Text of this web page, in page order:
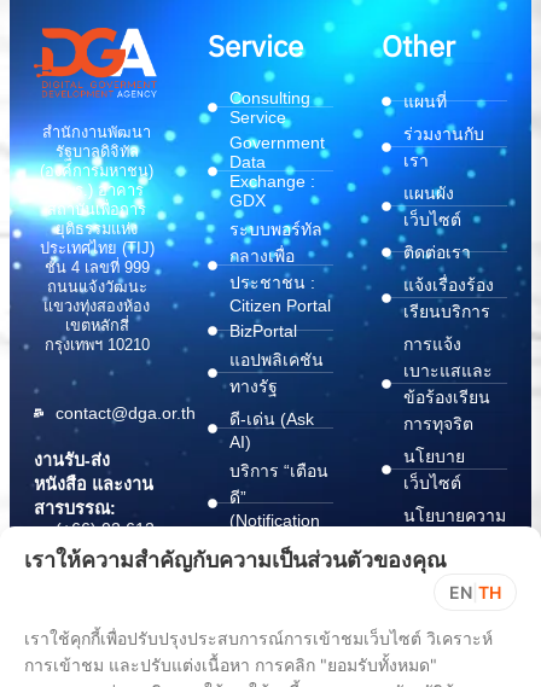
สำนักงานพัฒนา
รัฐบาลดิจิทัล
(องค์การมหาชน)
(สพร.) อาคาร
สถาบันเพื่อการ
ยุติธรรมแห่ง
ประเทศไทย (TIJ)
ชั้น 4 เลขที่ 999
ถนนแจ้งวัฒนะ
แขวงทุ่งสองห้อง
เขตหลักสี่
กรุงเทพฯ 10210
contact@dga.or.th
งานรับ-ส่ง
หนังสือ และงาน
สารบรรณ:
(+66) 02 612
6000
saraban@dga.or.th
Center:
(+66) 02 612
Service
Consulting
Service
Government
Data
Exchange :
GDX
ระบบพอร์ทัล
กลางเพื่อ
ประชาชน :
Citizen Portal
BizPortal
แอปพลิเคชัน
ทางรัฐ
ดี-เด่น (Ask
AI)
บริการ “เตือน
ดี”
(Notification
บริการ
(Document
Wallet)
Other
แผนที่
ร่วมงานกับ
เรา
แผนผัง
เว็บไซต์
ติดต่อเรา
แจ้งเรื่องร้อง
เรียนบริการ
การแจ้ง
เบาะแสและ
ข้อร้องเรียน
การทุจริต
นโยบาย
เว็บไซต์
นโยบายความ
ปลอดภัย
สารสนเทศ
ChangeLog
เราให้ความสำคัญกับความเป็นส่วนตัวของคุณ
EN TH
เราใช้คุกกี้เพื่อปรับปรุงประสบการณ์การเข้าชมเว็บไซต์ วิเคราะห์
การเข้าชม และปรับแต่งเนื้อหา การคลิก "ยอมรับทั้งหมด"